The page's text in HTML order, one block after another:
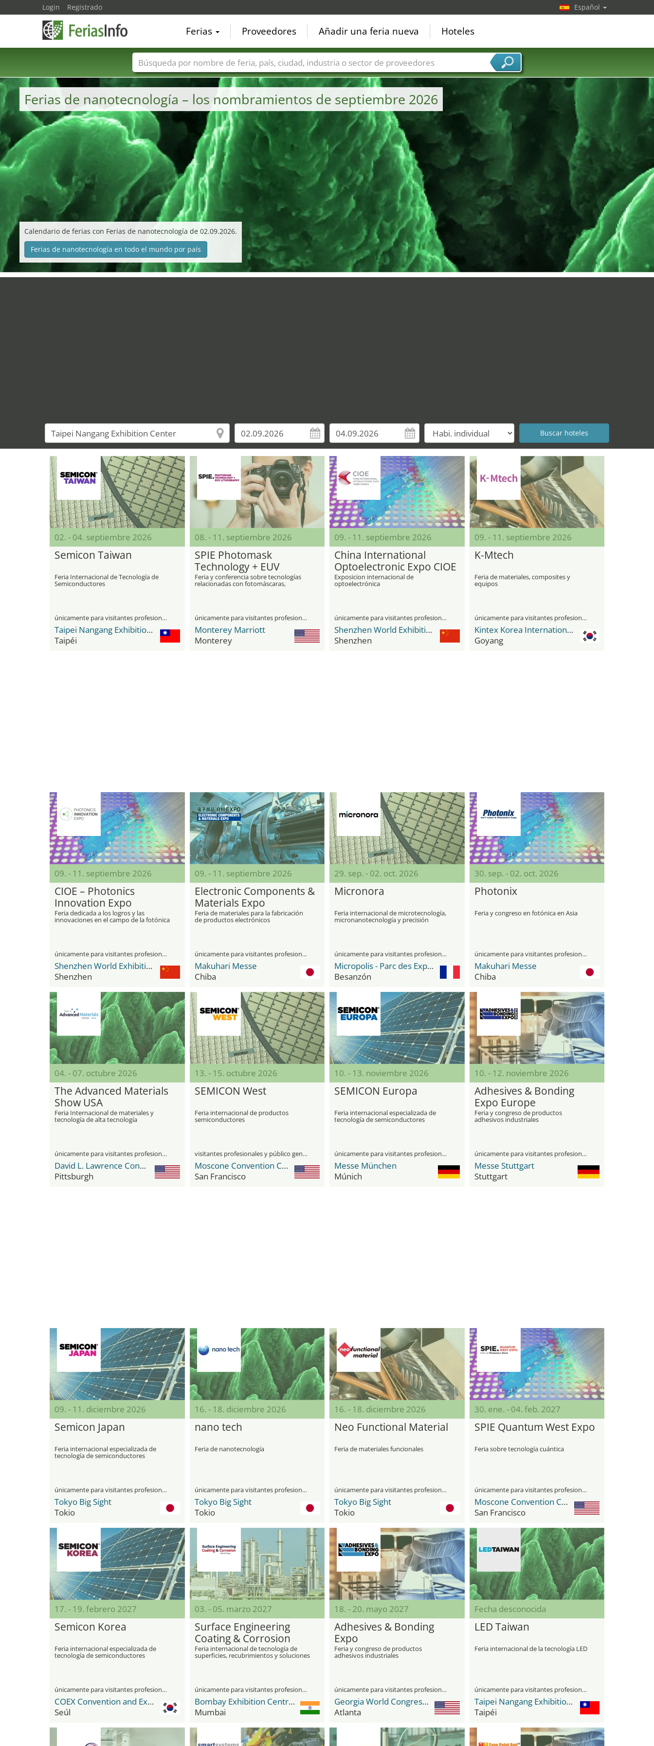
Ferias de nanotecnología – los nombramientos de septiembre 2026
Calendario de ferias con Ferias de nanotecnología de 02.09.2026.
Ferias de nanotecnología en todo el mundo por país
02. - 04. septiembre 2026
Semicon Taiwan
Feria Internacional de Tecnología de
Semiconductores
únicamente para visitantes profesionales
Taipei Nangang Exhibition Center
Taipéi
08. - 11. septiembre 2026
SPIE Photomask
Technology + EUV
Lithography
Feria y conferencia sobre tecnologías
relacionadas con fotomáscaras,
únicamente para visitantes profesionales
Monterey Marriott
Monterey
09. - 11. septiembre 2026
China International
Optoelectronic Expo CIOE
Exposicion internacional de
optoelectrónica
únicamente para visitantes profesionales
Shenzhen World Exhibition & Convention Center
Shenzhen
09. - 11. septiembre 2026
K-Mtech
Feria de materiales, composites y
equipos
únicamente para visitantes profesionales
Kintex Korea International Exhibition Center
Goyang
09. - 11. septiembre 2026
CIOE – Photonics
Innovation Expo
Feria dedicada a los logros y las
innovaciones en el campo de la fotónica
únicamente para visitantes profesionales
Shenzhen World Exhibition & Convention Center
Shenzhen
09. - 11. septiembre 2026
Electronic Components &
Materials Expo
Feria de materiales para la fabricación
de productos electrónicos
únicamente para visitantes profesionales
Makuhari Messe
Chiba
29. sep. - 02. oct. 2026
Micronora
Feria internacional de microtecnología,
micronanotecnología y precisión
únicamente para visitantes profesionales
Micropolis - Parc des Expositions
Besanzón
30. sep. - 02. oct. 2026
Photonix
Feria y congreso en fotónica en Asia
únicamente para visitantes profesionales
Makuhari Messe
Chiba
04. - 07. octubre 2026
The Advanced Materials
Show USA
Feria Internacional de materiales y
tecnología de alta tecnología
únicamente para visitantes profesionales
David L. Lawrence Convention Center
Pittsburgh
13. - 15. octubre 2026
SEMICON West
Feria internacional de productos
semiconductores
visitantes profesionales y público general
Moscone Convention Center
San Francisco
10. - 13. noviembre 2026
SEMICON Europa
Feria internacional especializada de
tecnología de semiconductores
únicamente para visitantes profesionales
Messe München
Múnich
10. - 12. noviembre 2026
Adhesives & Bonding
Expo Europe
Feria y congreso de productos
adhesivos industriales
únicamente para visitantes profesionales
Messe Stuttgart
Stuttgart
09. - 11. diciembre 2026
Semicon Japan
Feria internacional especializada de
tecnología de semiconductores
únicamente para visitantes profesionales
Tokyo Big Sight
Tokio
16. - 18. diciembre 2026
nano tech
Feria de nanotecnología
únicamente para visitantes profesionales
Tokyo Big Sight
Tokio
16. - 18. diciembre 2026
Neo Functional Material
Feria de materiales funcionales
únicamente para visitantes profesionales
Tokyo Big Sight
Tokio
30. ene. - 04. feb. 2027
SPIE Quantum West Expo
Feria sobre tecnología cuántica
únicamente para visitantes profesionales
Moscone Convention Center
San Francisco
17. - 19. febrero 2027
Semicon Korea
Feria internacional especializada de
tecnología de semiconductores
únicamente para visitantes profesionales
COEX Convention and Exhibition Center
Seúl
03. - 05. marzo 2027
Surface Engineering
Coating & Corrosion
World Expo
Feria internacional de tecnología de
superficies, recubrimientos y soluciones
de protección contra la corrosión en
únicamente para visitantes profesionales
Bombay Exhibition Centre (BEC) NESCO
Mumbai
18. - 20. mayo 2027
Adhesives & Bonding
Expo
Feria y congreso de productos
adhesivos industriales
únicamente para visitantes profesionales
Georgia World Congress Center
Atlanta
Fecha desconocida
LED Taiwan
Feria internacional de la tecnología LED
únicamente para visitantes profesionales
Taipei Nangang Exhibition Center
Taipéi
Login Registrado Español
Ferias Proveedores Añadir una feria nueva Hoteles
Nombres de ferias Países Ciudades Sectores de ferias Sectores de proveedor de servicios